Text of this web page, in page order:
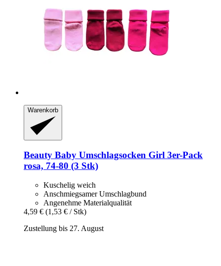
Warenkorb
Beauty Baby Umschlagsocken Girl 3er-​Pack
rosa, 74-​80 (3 Stk)
Kuschelig weich
Anschmiegsamer Umschlagbund
Angenehme Materialqualität
4,59 € (1,53 € / Stk)
Zustellung bis 27. August